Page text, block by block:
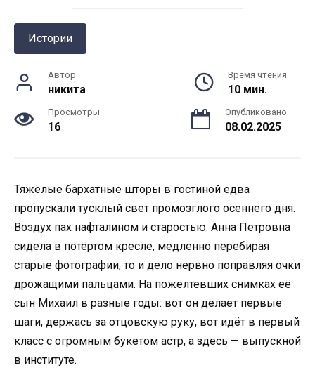
Истории
Автор
никита
Время чтения
10 мин.
Просмотры
16
Опубликовано
08.02.2025
Тяжёлые бархатные шторы в гостиной едва
пропускали тусклый свет промозглого осеннего дня.
Воздух пах нафталином и старостью. Анна Петровна
сидела в потёртом кресле, медленно перебирая
старые фотографии, то и дело нервно поправляя очки
дрожащими пальцами. На пожелтевших снимках её
сын Михаил в разные годы: вот он делает первые
шаги, держась за отцовскую руку, вот идёт в первый
класс с огромным букетом астр, а здесь — выпускной
в институте.